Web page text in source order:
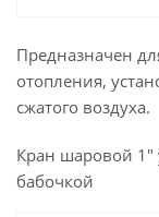
Предназначен
отопления,
сжатого воздуха.
Кран шаровой 1"
бабочкой